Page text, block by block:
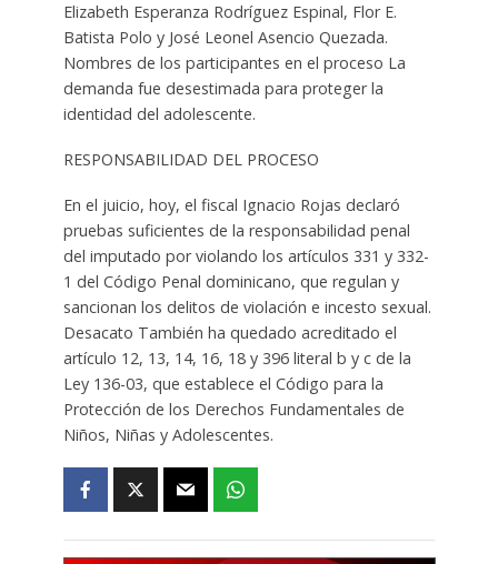
Elizabeth Esperanza Rodríguez Espinal, Flor E.
Batista Polo y José Leonel Asencio Quezada.
Nombres de los participantes en el proceso La
demanda fue desestimada para proteger la
identidad del adolescente.
RESPONSABILIDAD DEL PROCESO
En el juicio, hoy, el fiscal Ignacio Rojas declaró
pruebas suficientes de la responsabilidad penal
del imputado por violando los artículos 331 y 332-
1 del Código Penal dominicano, que regulan y
sancionan los delitos de violación e incesto sexual.
Desacato También ha quedado acreditado el
artículo 12, 13, 14, 16, 18 y 396 literal b y c de la
Ley 136-03, que establece el Código para la
Protección de los Derechos Fundamentales de
Niños, Niñas y Adolescentes.